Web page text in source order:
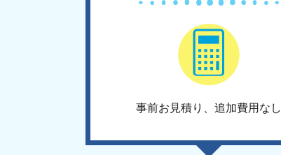
事前お見積り、追加費用なし